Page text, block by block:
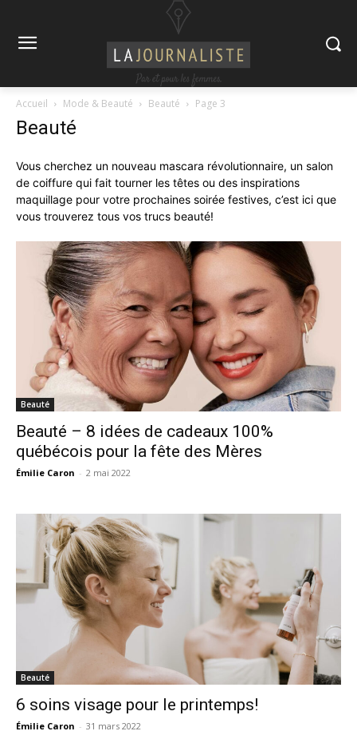
Accueil Mode & Beauté Beauté Page 3
Beauté
Vous cherchez un nouveau mascara révolutionnaire, un salon
de coiffure qui fait tourner les têtes ou des inspirations
maquillage pour votre prochaines soirée festives, c’est ici que
vous trouverez tous vos trucs beauté!
Beauté
Beauté – 8 idées de cadeaux 100%
québécois pour la fête des Mères
Émilie Caron - 2 mai 2022
Beauté
6 soins visage pour le printemps!
Émilie Caron - 31 mars 2022